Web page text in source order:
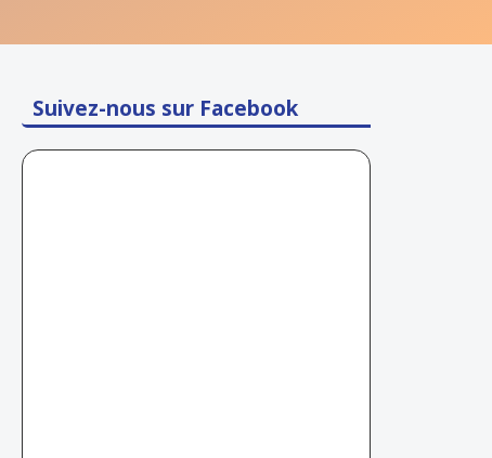
Suivez-nous sur Facebook